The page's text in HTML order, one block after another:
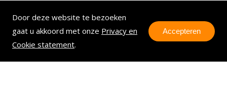
Door deze website te bezoeken
gaat u akkoord met onze Privacy en
Cookie statement.
Accepteren